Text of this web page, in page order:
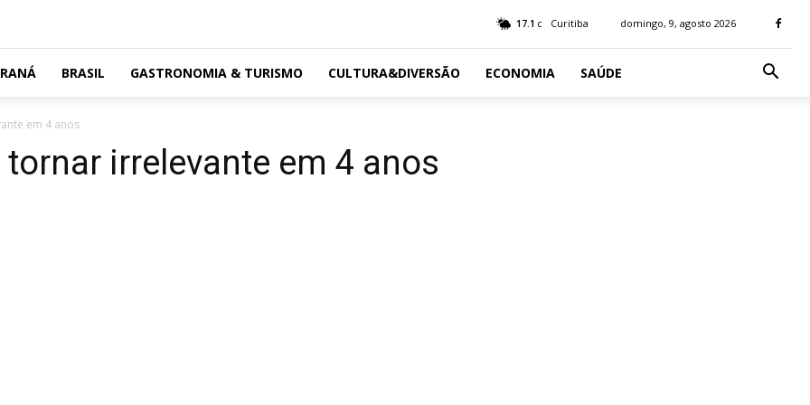
17.1 C Curitiba domingo, 9, agosto 2026
BRASIL GASTRONOMIA & TURISMO CULTURA&DIVERSÃO ECONOMIA SAÚDE
em 4 anos
irrelevante em 4 anos